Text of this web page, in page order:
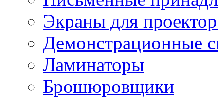
Экраны для
Демонстрационные
Ламинаторы
Брошюровщики